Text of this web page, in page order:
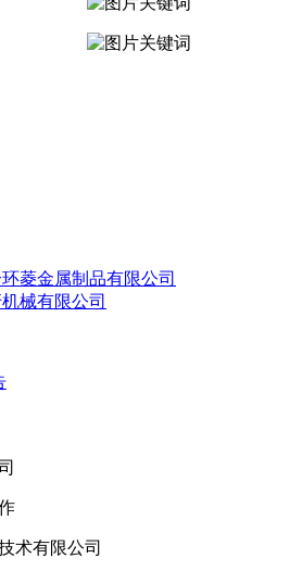
菱金属制品有限公司
械有限公司
术有限公司